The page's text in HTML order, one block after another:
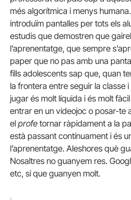
més algorítmica i menys
introduïm pantalles per tots els
estudis que demostren que
l’aprenentatge, que sempre
paper que no pas amb una
fills adolescents sap que, quan
la frontera entre seguir la classe
jugar és molt líquida i és molt
entrar en un videojoc o posar-te
el profe tornar ràpidament a la
està passant contínuament i és
l’aprenentatge. Aleshores què
Nosaltres no guanyem res.
etc, sí que guanyen molt.